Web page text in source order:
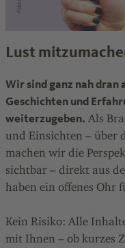
Lust
Wir sind ganz nah dran
Geschichten und
weiterzugeben. Als
und Einsichten – über
machen wir die
sichtbar – direkt aus
haben ein offenes Ohr
Kein Risiko: Alle
mit Ihnen – ob kurzes